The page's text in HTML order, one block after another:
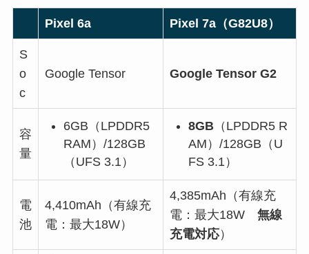
Pixel 6a Pixel 7a（G82U8）
S
o
c
Google Tensor Google Tensor G2
容
量
6GB（LPDDR5
RAM）/128GB
（UFS 3.1）
8GB（LPDDR5 R
AM）/128GB（U
FS 3.1）
電
池
4,410mAh（有線充
電：最大18W）
4,385mAh（有線充
電：最大18W 無線
充電対応）